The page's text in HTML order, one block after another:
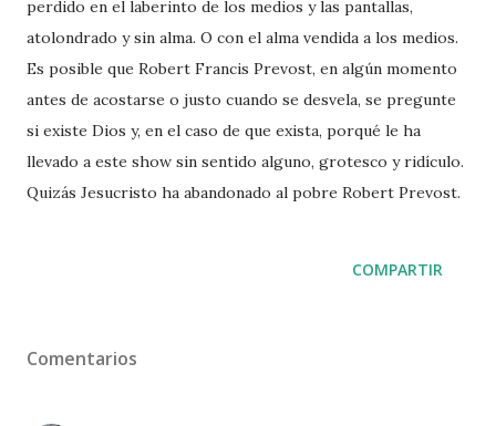
perdido en el laberinto de los medios y las pantallas,
atolondrado y sin alma. O con el alma vendida a los medios.
Es posible que Robert Francis Prevost, en algún momento
antes de acostarse o justo cuando se desvela, se pregunte
si existe Dios y, en el caso de que exista, porqué le ha
llevado a este show sin sentido alguno, grotesco y ridículo.
Quizás Jesucristo ha abandonado al pobre Robert Prevost.
COMPARTIR
Comentarios